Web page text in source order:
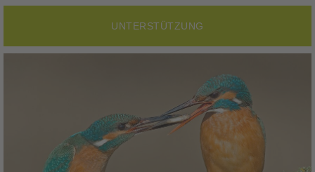
UNTERSTÜTZUNG